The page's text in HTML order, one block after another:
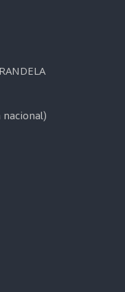
nacional)